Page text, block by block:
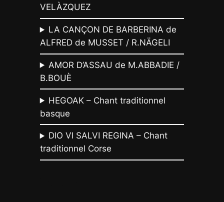
VELÀZQUEZ
LA CANÇON DE BARBERINA de
ALFRED de MUSSET / R.NÄGELI
AMOR D’ASSAU de M.ABBADIE /
B.BOUÈ
HEGOAK – Chant traditionnel
basque
DIO VI SALVI REGINA – Chant
traditionnel Corse